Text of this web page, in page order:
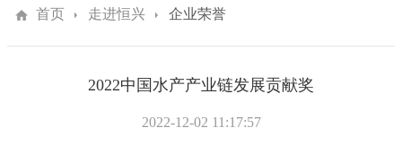
首页 走进恒兴 企业荣誉
2022中国水产产业链发展贡献奖
2022-12-02 11:17:57